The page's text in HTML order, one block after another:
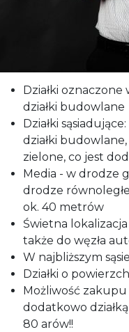
Działki budowlane w
metrów od drogi
Działki
działki budowlane
Działki
działki
zielone, co jest
Media - w drodze
drodze
ok. 40 metrów
Świetna
także do węzła
W najbliższym
Działki o
Możliwość zakupu
dodatkowo
80 arów!!